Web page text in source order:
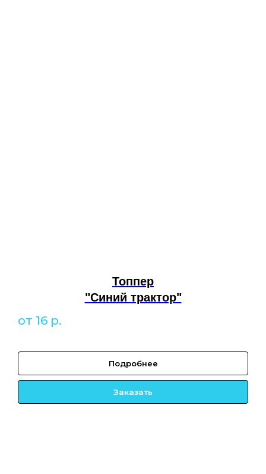
Топпер
"Синий трактор"
от 16 р.
Подробнее
Заказать